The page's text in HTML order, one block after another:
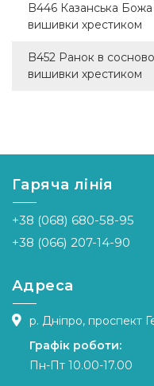
B446 Казанська
вишивки хрестиком
B452 Ранок в
вишивки хрестиком
Гаряча лінія
+38 (068) 680-58-95
+38 (066) 207-14-90
Адреса
р. Дніпро, проспект
Графік роботи:
Пн-Пт 10.00-17.00